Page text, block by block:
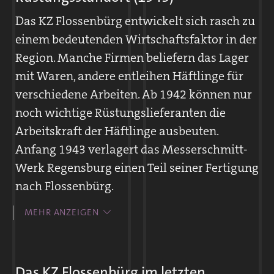
wird oft zum ersten Mal mit KZ-Häftlingen
konfrontiert. Häufig helfen Kriegsgefangene
oder Zwangsarbeiter den Gefangenen.
Vereinzelt verschaffen auch Deutsche den
Häftlingen Nahrungsmittel oder leiten
heimlich Briefe an deren Angehörige weiter.
Harte Arbeit und schlechte Versorgung
prägen den Alltag. Viele Häftlinge versuchen
zu fliehen, meistens ohne Erfolg.
Das KZ Flossenbürg entwickelt sich rasch zu
einem bedeutenden Wirtschaftsfaktor in der
Region. Manche Firmen beliefern das Lager
mit Waren, andere entleihen Häftlinge für
verschiedene Arbeiten. Ab 1942 können nur
noch wichtige Rüstungslieferanten die
Arbeitskraft der Häftlinge ausbeuten.
Anfang 1943 verlagert das Messerschmitt-
Werk Regensburg einen Teil seiner Fertigung
nach Flossenbürg.
Seit 1940 fordern regionale Unternehmen,
Diese führen unter Bewachung für eine
MEHR ANZEIGEN